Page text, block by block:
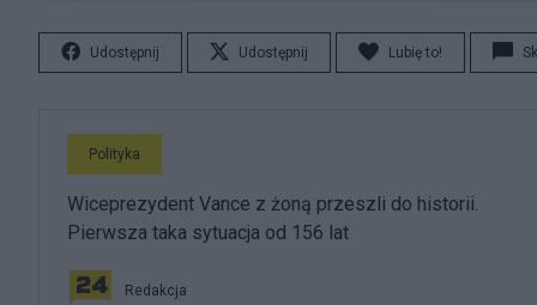
Udostępnij Udostępnij Lubię to!
Polityka
Wiceprezydent Vance z żoną przeszli do historii.
Pierwsza taka sytuacja od 156 lat
Redakcja